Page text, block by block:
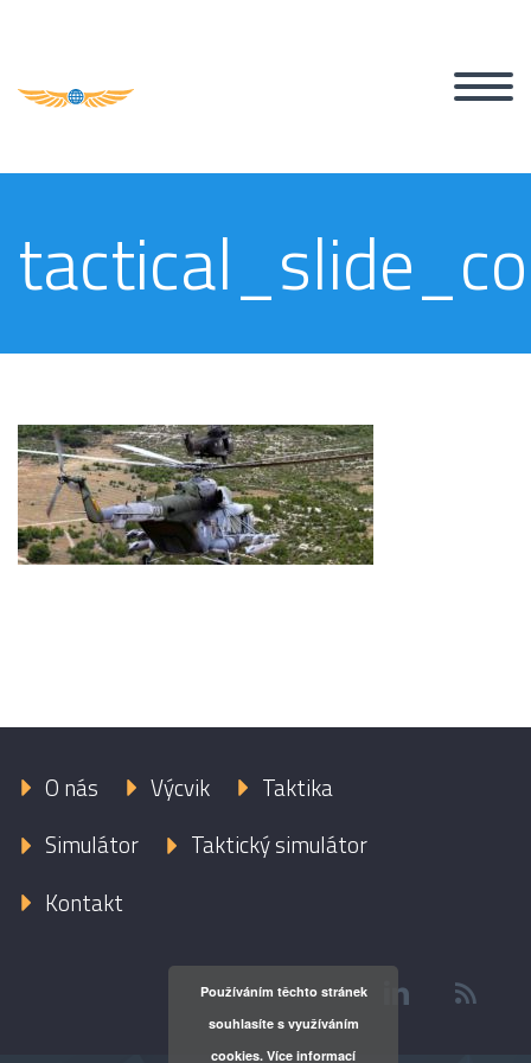
O nás Výcvik
Taktika
Simulátor
Taktický simulátor
Kontakt
Používáním těchto stránek
souhlasíte s využíváním
cookies. Více informací